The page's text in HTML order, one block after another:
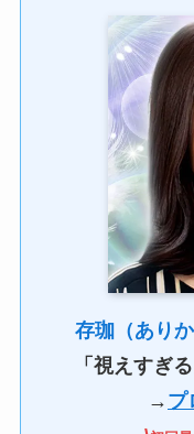
存珈（あり
「視えすぎる
→ プ